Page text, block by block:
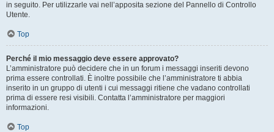
in seguito. Per utilizzarle vai nell’apposita sezione del Pannello di Controllo
Utente.
Top
Perché il mio messaggio deve essere approvato?
L’amministratore può decidere che in un forum i messaggi inseriti devono
prima essere controllati. È inoltre possibile che l’amministratore ti abbia
inserito in un gruppo di utenti i cui messaggi ritiene che vadano controllati
prima di essere resi visibili. Contatta l’amministratore per maggiori
informazioni.
Top